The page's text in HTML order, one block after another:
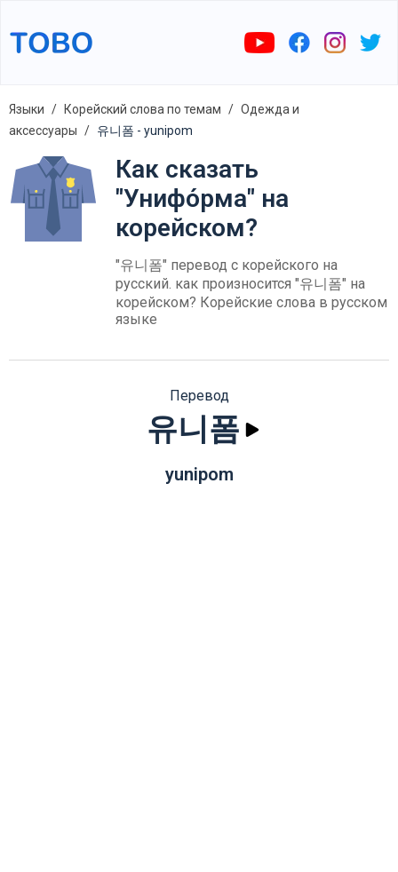
Языки Корейский слова по темам
Одежда и
аксессуары
유니폼 - yunipom
Как сказать
"Унифо́рма" на
корейском?
"유니폼" перевод с корейского на
русский. как произносится "유니폼" на
корейском? Корейские слова в русском
языке
Перевод
유니폼
yunipom